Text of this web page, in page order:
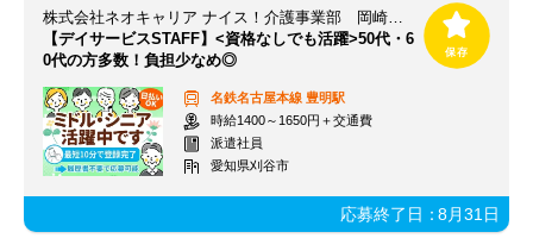
株式会社ネオキャリア ナイス！介護事業部 岡崎支店／OKZ
【デイサービスSTAFF】<資格なしでも活躍>50代・6
0代の方多数！負担少なめ◎
名鉄名古屋本線 豊明駅
時給1400～1650円＋交通費
派遣社員
愛知県刈谷市
応募終了日：8月31日